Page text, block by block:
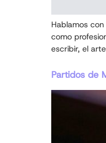
Hablamos
como
escribir, el
Partidos de